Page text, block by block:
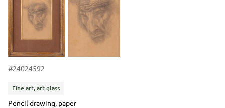
#24024592
Categories
Fine art, art glass
Technique
Pencil drawing, paper